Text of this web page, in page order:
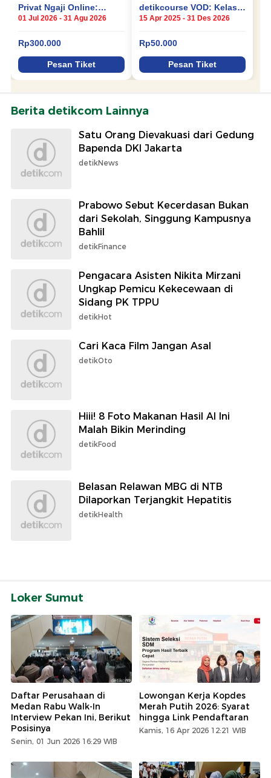
Berita detikcom Lainnya
Satu Orang Dievakuasi dari Gedung
Bapenda DKI Jakarta
detikNews
Prabowo Sebut Kecerdasan Bukan
dari Sekolah, Singgung Kampusnya
Bahlil
detikFinance
Pengacara Asisten Nikita Mirzani
Ungkap Pemicu Kekecewaan di
Sidang PK TPPU
detikHot
Cari Kaca Film Jangan Asal
detikOto
Hiii! 8 Foto Makanan Hasil AI Ini
Malah Bikin Merinding
detikFood
Belasan Relawan MBG di NTB
Dilaporkan Terjangkit Hepatitis
detikHealth
Loker Sumut
Daftar Perusahaan di
Medan Rabu Walk-In
Interview Pekan Ini, Berikut
Posisinya
Senin, 01 Jun 2026 16:29 WIB
Lowongan Kerja Kopdes
Merah Putih 2026: Syarat
hingga Link Pendaftaran
Kamis, 16 Apr 2026 12:21 WIB